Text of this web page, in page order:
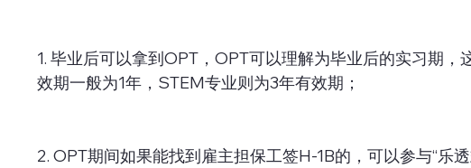
1. 毕业后可以拿到OPT，OPT可以理解为毕业后的实习期，
效期一般为1年，STEM专业则为3年有效期；
2. OPT期间如果能找到雇主担保工签H-1B的，可以参与“乐